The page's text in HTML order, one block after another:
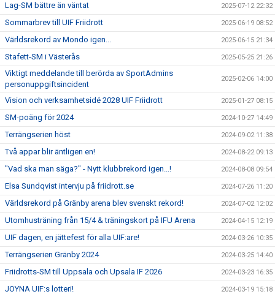
Lag-SM bättre än väntat 2025-07-12 22:32
Sommarbrev till UIF Friidrott 2025-06-19 08:52
Världsrekord av Mondo igen... 2025-06-15 21:34
Stafett-SM i Västerås 2025-05-25 21:26
Viktigt meddelande till berörda av SportAdmins
personuppgiftsincident
2025-02-06 14:00
Vision och verksamhetsidé 2028 UIF Friidrott 2025-01-27 08:15
SM-poäng för 2024 2024-10-27 14:49
Terrängserien höst 2024-09-02 11:38
Två appar blir äntligen en! 2024-08-22 09:13
"Vad ska man säga?" - Nytt klubbrekord igen...! 2024-08-08 09:54
Elsa Sundqvist intervju på friidrott.se 2024-07-26 11:20
Världsrekord på Gränby arena blev svenskt rekord! 2024-07-02 12:02
Utomhusträning från 15/4 & träningskort på IFU Arena 2024-04-15 12:19
UIF dagen, en jättefest för alla UIF:are! 2024-03-26 10:35
Terrängserien Gränby 2024 2024-03-25 14:40
Friidrotts-SM till Uppsala och Upsala IF 2026 2024-03-23 16:35
JOYNA UIF:s lotteri! 2024-03-19 15:18